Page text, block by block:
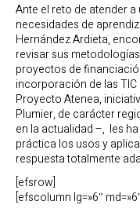
Ante el reto de atender
necesidades de
Hernández Ardieta,
revisar sus
proyectos de
incorporación de las
Proyecto Atenea,
Plumier, de carácter
en la actualidad –, les
práctica los usos y
respuesta totalmente
[efsrow]
[efscolumn lg=»6″